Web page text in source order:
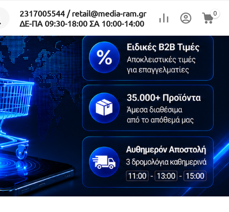
2317005544 / retail@media-ram.gr
ΔΕ-ΠΑ 09:30-18:00 ΣΑ 10:00-14:00
0